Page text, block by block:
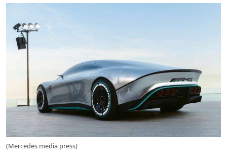
(Mercedes media press)